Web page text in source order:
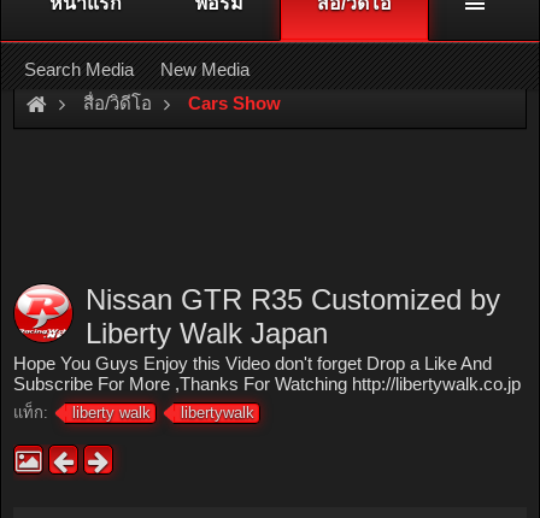
ติดต่อลงโฆษณา racingweb@gmail.comหรือโทร. 081-811-1138
หรืออ่านรายละเอียดเพิ่มเติม คลิกที่นี่
สื่อ/วิดีโอ Cars Show
Nissan GTR R35 Customized by
Liberty Walk Japan
Hope You Guys Enjoy this Video don't forget Drop a Like And
Subscribe For More ,Thanks For Watching http://libertywalk.co.jp
แท็ก: liberty walk libertywalk
Search Media New Media